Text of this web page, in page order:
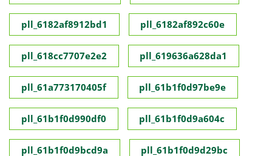
pll_6182af8912bd1 pll_6182af892c60e
pll_618cc7707e2e2 pll_619636a628da1
pll_61a773170405f pll_61b1f0d97be9e
pll_61b1f0d990df0 pll_61b1f0d9a604c
pll_61b1f0d9bcd9a pll_61b1f0d9d29bc